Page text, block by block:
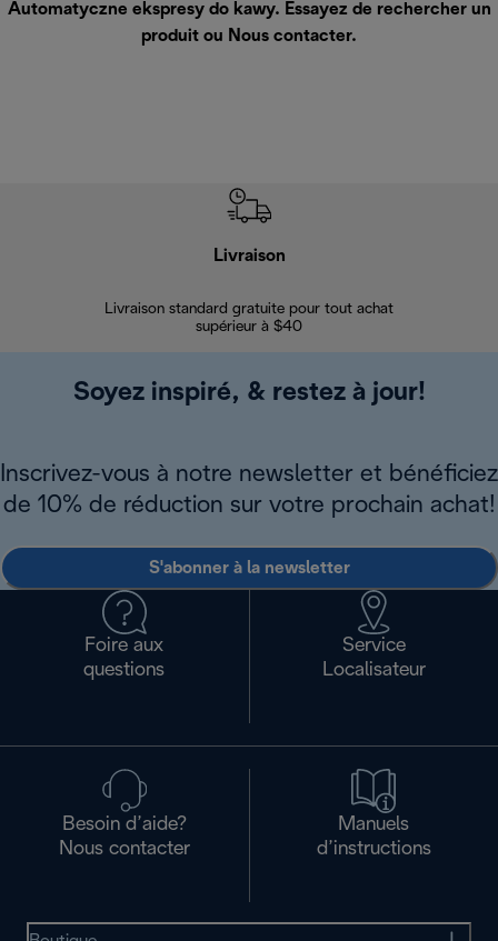
Automatyczne ekspresy do kawy. Essayez de rechercher un
produit ou Nous contacter.
Livraison
Livraison standard gratuite pour tout achat
supérieur à $40
Soyez inspiré, & restez à jour!
Inscrivez-vous à notre newsletter et bénéficiez
de 10% de réduction sur votre prochain achat!
S'abonner à la newsletter
Foire aux
questions
Service
Localisateur
Besoin d’aide?
Nous contacter
Manuels
d’instructions